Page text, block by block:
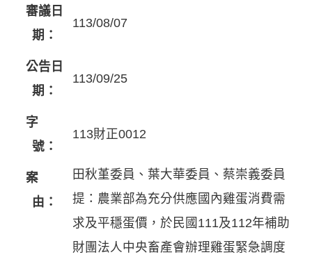
審議日
期：
113/08/07
公告日
期：
113/09/25
字
號：
113財正0012
案
由：
田秋堇委員、葉大華委員、蔡崇義委員
提：農業部為充分供應國內雞蛋消費需
求及平穩蛋價，於民國111及112年補助
財團法人中央畜產會辦理雞蛋緊急調度